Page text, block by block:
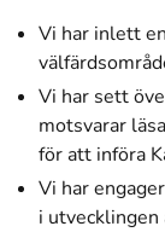
Vi har inlett
Vi har sett
motsvarar
för att införa
Vi har
i